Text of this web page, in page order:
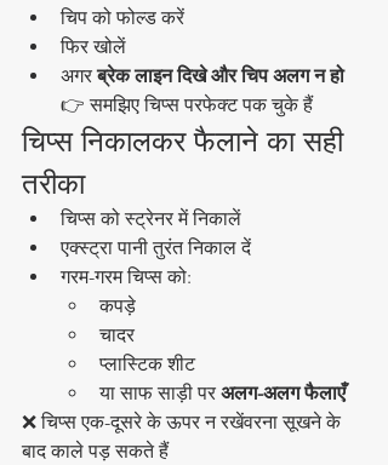
चिप को फोल्ड करें
फिर खोलें
अगर ब्रेक लाइन दिखे और चिप अलग न हो
👉 समझिए चिप्स परफेक्ट पक चुके हैं
चिप्स निकालकर फैलाने का सही
तरीका
चिप्स को स्ट्रेनर में निकालें
एक्स्ट्रा पानी तुरंत निकाल दें
गरम-गरम चिप्स को:
कपड़े
चादर
प्लास्टिक शीट
या साफ साड़ी पर अलग-अलग फैलाएँ
❌ चिप्स एक-दूसरे के ऊपर न रखेंवरना सूखने के
बाद काले पड़ सकते हैं